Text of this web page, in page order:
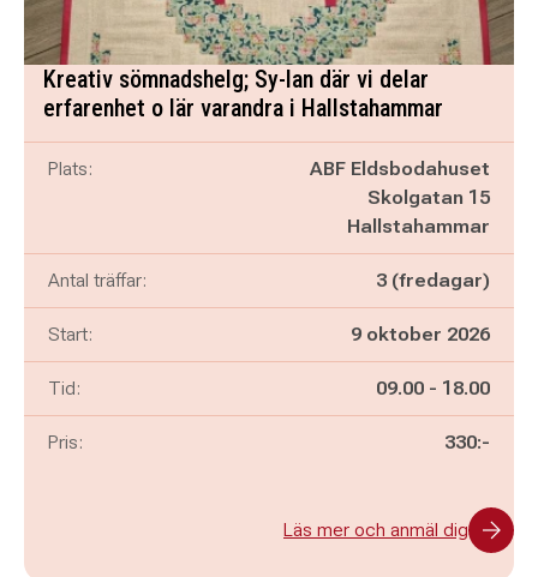
Kreativ sömnadshelg; Sy-lan där vi delar
erfarenhet o lär varandra i Hallstahammar
Plats:
ABF Eldsbodahuset
Skolgatan 15
Hallstahammar
Antal träffar: 3 (fredagar)
Start: 9 oktober 2026
Tid: Pågår mellan
09.00 - och
18.00
Pris: 330:-
Läs mer och anmäl dig